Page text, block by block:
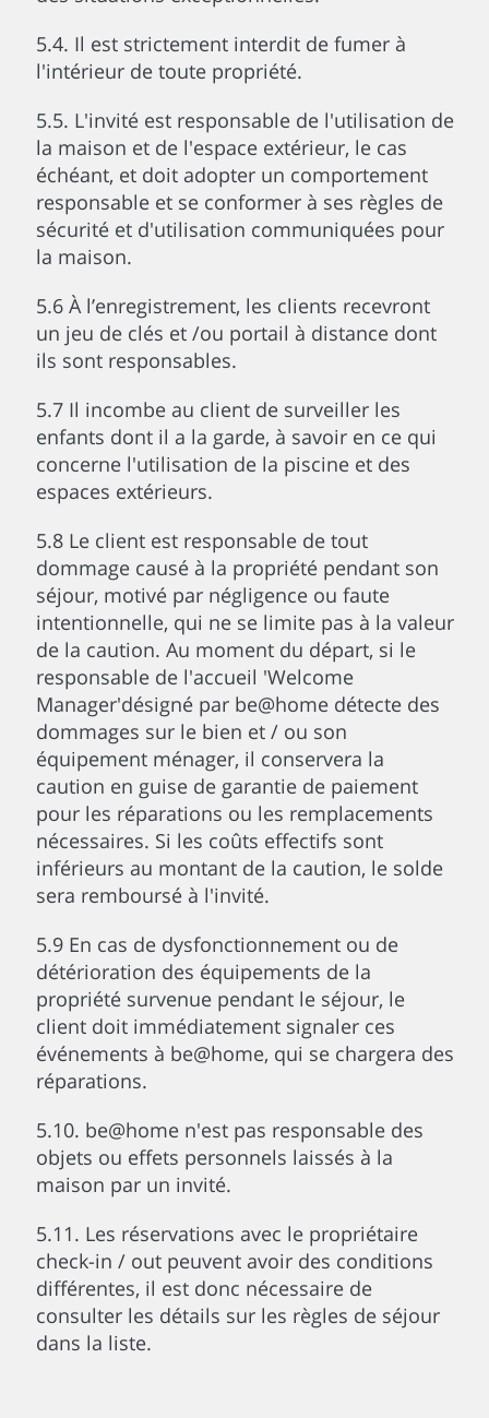
5.4. Il est strictement interdit de fumer à
l'intérieur de toute propriété.
5.5. L'invité est responsable de l'utilisation de
la maison et de l'espace extérieur, le cas
échéant, et doit adopter un comportement
responsable et se conformer à ses règles de
sécurité et d'utilisation communiquées pour
la maison.
5.6 À l’enregistrement, les clients recevront
un jeu de clés et /ou portail à distance dont
ils sont responsables.
5.7 Il incombe au client de surveiller les
enfants dont il a la garde, à savoir en ce qui
concerne l'utilisation de la piscine et des
espaces extérieurs.
5.8 Le client est responsable de tout
dommage causé à la propriété pendant son
séjour, motivé par négligence ou faute
intentionnelle, qui ne se limite pas à la valeur
de la caution. Au moment du départ, si le
responsable de l'accueil 'Welcome
Manager'désigné par be@home détecte des
dommages sur le bien et / ou son
équipement ménager, il conservera la
caution en guise de garantie de paiement
pour les réparations ou les remplacements
nécessaires. Si les coûts effectifs sont
inférieurs au montant de la caution, le solde
sera remboursé à l'invité.
5.9 En cas de dysfonctionnement ou de
détérioration des équipements de la
propriété survenue pendant le séjour, le
client doit immédiatement signaler ces
événements à be@home, qui se chargera des
réparations.
5.10. be@home n'est pas responsable des
objets ou effets personnels laissés à la
maison par un invité.
5.11. Les réservations avec le propriétaire
check-in / out peuvent avoir des conditions
différentes, il est donc nécessaire de
consulter les détails sur les règles de séjour
dans la liste.